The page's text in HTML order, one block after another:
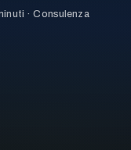
· Consulenza